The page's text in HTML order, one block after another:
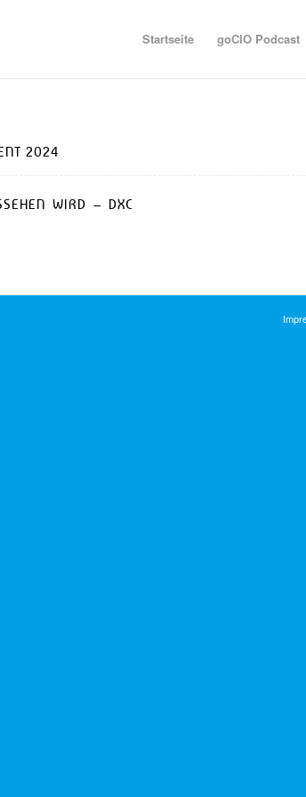
Startseite goCIO Podcast
2024
WIRD – DXC